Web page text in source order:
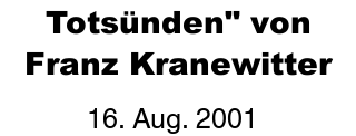
Totsünden" von
Franz Kranewitter
16. Aug. 2001